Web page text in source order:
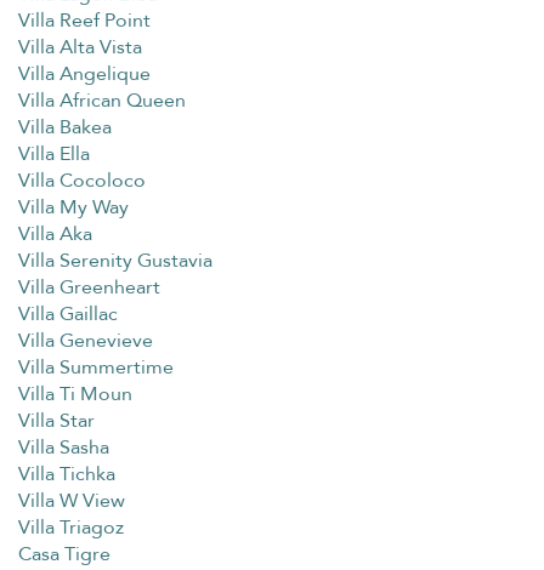
Villa Reef Point
Villa Alta Vista
Villa Angelique
Villa African Queen
Villa Bakea
Villa Ella
Villa Cocoloco
Villa My Way
Villa Aka
Villa Serenity Gustavia
Villa Greenheart
Villa Gaillac
Villa Genevieve
Villa Summertime
Villa Ti Moun
Villa Star
Villa Sasha
Villa Tichka
Villa W View
Villa Triagoz
Casa Tigre